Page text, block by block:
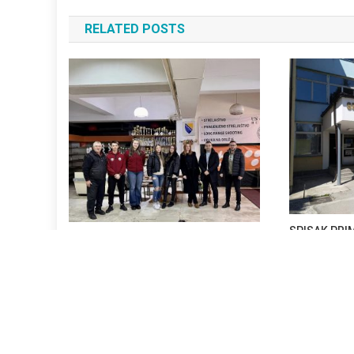
članaka
RELATED POSTS
SPISAK